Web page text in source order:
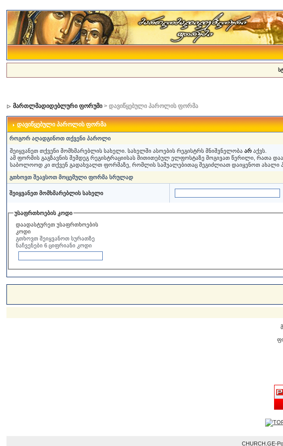
მართლმადიდებლური ფორუმი > დავიწყებული პაროლის ფორმა
დავიწყებული პაროლის ფორმა
როგორ აღადგინოთ თქვენი პაროლი
შეიყვანეთ თქვენი მომხმარებლის სახელი. სახელში ასოების რეგისტრს მნიშვნელობაარ აქვს.
ამ ფორმის გაგზავნის შემდეგ რეგისტრაციისას მითითებულ ელფოსტაზე მოგივათ წერილი,
საბოლოოდ კი თქვენ გადახვალთ ფორმაზე, რომლის საშუალებითაც შეგიძლიათ დაიყენოთ ახალი
გთხოვთ შეავსოთ მოცემული ფორმა სრულად
შეიყვანეთ მომხმარებლის სახელი
უსაფრთხოების კოდი
დაადასტურეთ უსაფრთხოების
კოდი
გთხოვთ შეიყვანოთ სურათზე
ნაჩვენები 6 ციფრიანი კოდი
CHURCH.GE-